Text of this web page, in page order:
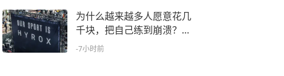
为什么越来越多人愿意花几
千块，把自己练到崩溃？
——HYROX与一种新的身体
-7小时前